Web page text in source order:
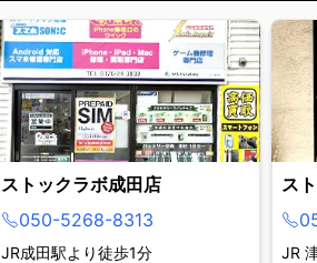
ストックラボ成田店
050-5268-8313
JR成田駅より徒歩1分
ス
JR